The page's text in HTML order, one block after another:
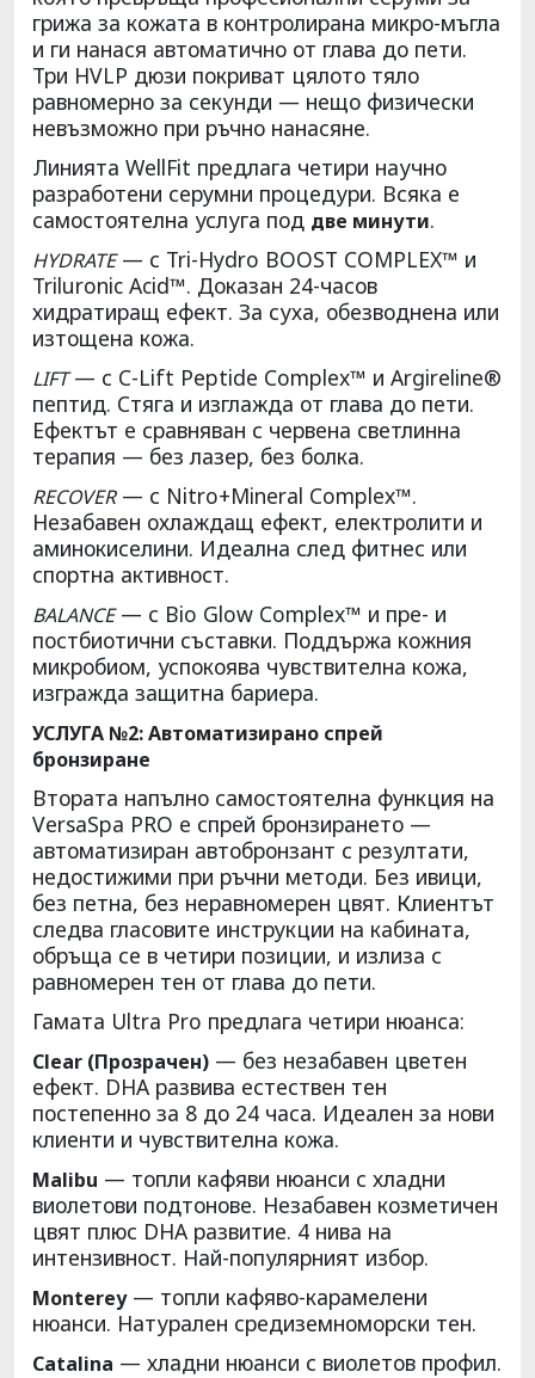
грижа за кожата в контролирана микро-мъгла
и ги нанася автоматично от глава до пети.
Три HVLP дюзи покриват цялото тяло
равномерно за секунди — нещо физически
невъзможно при ръчно нанасяне.
Линията WellFit предлага четири научно
разработени серумни процедури. Всяка е
самостоятелна услуга под две минути.
HYDRATE— с Tri-Hydro BOOST COMPLEX™ и
Triluronic Acid™. Доказан 24-часов
хидратиращ ефект. За суха, обезводнена или
изтощена кожа.
LIFT— с C-Lift Peptide Complex™ и Argireline®
пептид. Стяга и изглажда от глава до пети.
Ефектът е сравняван с червена светлинна
терапия — без лазер, без болка.
RECOVER— с Nitro+Mineral Complex™.
Незабавен охлаждащ ефект, електролити и
аминокиселини. Идеална след фитнес или
спортна активност.
BALANCE— с Bio Glow Complex™ и пре- и
постбиотични съставки. Поддържа кожния
микробиом, успокоява чувствителна кожа,
изгражда защитна бариера.
УСЛУГА №2: Автоматизирано спрей
бронзиране
Втората напълно самостоятелна функция на
VersaSpa PRO е спрей бронзирането —
автоматизиран автобронзант с резултати,
недостижими при ръчни методи. Без ивици,
без петна, без неравномерен цвят. Клиентът
следва гласовите инструкции на кабината,
обръща се в четири позиции, и излиза с
равномерен тен от глава до пети.
Гамата Ultra Pro предлага четири нюанса:
Clear (Прозрачен) — без незабавен цветен
ефект. DHA развива естествен тен
постепенно за 8 до 24 часа. Идеален за нови
клиенти и чувствителна кожа.
Malibu — топли кафяви нюанси с хладни
виолетови подтонове. Незабавен козметичен
цвят плюс DHA развитие. 4 нива на
интензивност. Най-популярният избор.
Monterey— топли кафяво-карамелени
нюанси. Натурален средиземноморски тен.
Catalina — хладни нюанси с виолетов профил.